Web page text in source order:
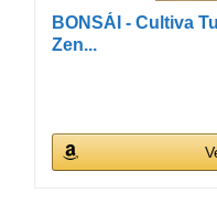
BONSÁI - Cultiva
Zen...